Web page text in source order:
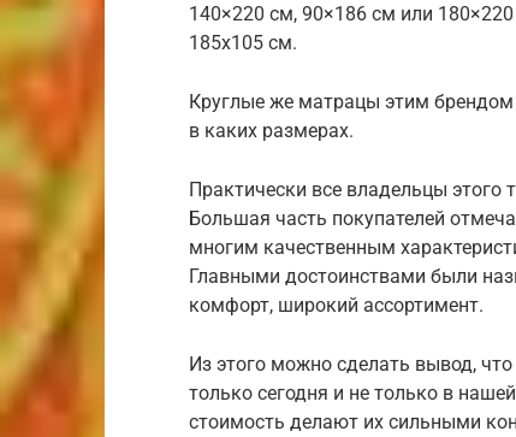
140×220 см, 90×186 см или
185х105 см.
Круглые же матрацы этим
в каких размерах.
Практически все владельцы
Большая часть покупателей
многим качественным
Главными достоинствами были
комфорт, широкий ассортимент.
Из этого можно сделать вывод,
только сегодня и не только в
стоимость делают их сильными